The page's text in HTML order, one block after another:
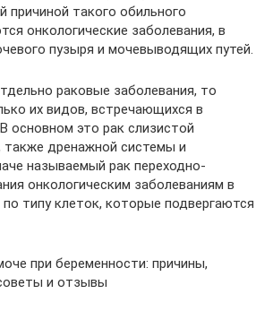
причиной такого обильного
онкологические заболевания, в
пузыря и мочевыводящих путей.
раковые заболевания, то
их видов, встречающихся в
основном это рак слизистой
также дренажной системы и
называемый рак переходно-
онкологическим заболеваниям в
типу клеток, которые подвергаются
при беременности: причины,
и отзывы